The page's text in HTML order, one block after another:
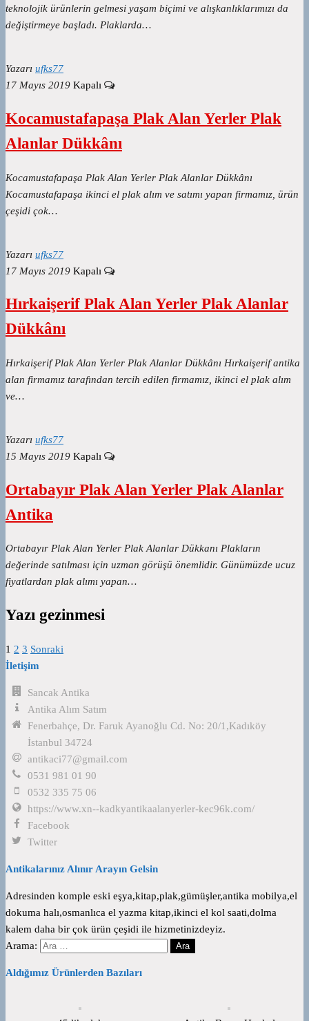
teknolojik ürünlerin gelmesi yaşam biçimi ve alışkanlıklarımızı da
değiştirmeye başladı. Plaklarda…
Yazarı ufks77
17 Mayıs 2019 Kapalı
Kocamustafapaşa Plak Alan Yerler Plak
Alanlar Dükkânı
Kocamustafapaşa Plak Alan Yerler Plak Alanlar Dükkânı
Kocamustafapaşa ikinci el plak alım ve satımı yapan firmamız, ürün
çeşidi çok…
Yazarı ufks77
17 Mayıs 2019 Kapalı
Hırkaişerif Plak Alan Yerler Plak Alanlar
Dükkânı
Hırkaişerif Plak Alan Yerler Plak Alanlar Dükkânı Hırkaişerif antika
alan firmamız tarafından tercih edilen firmamız, ikinci el plak alım
ve…
Yazarı ufks77
15 Mayıs 2019 Kapalı
Ortabayır Plak Alan Yerler Plak Alanlar
Antika
Ortabayır Plak Alan Yerler Plak Alanlar Dükkanı Plakların
değerinde satılması için uzman görüşü önemlidir. Günümüzde ucuz
fiyatlardan plak alımı yapan…
Yazı gezinmesi
1 2 3 Sonraki
İletişim
Sancak Antika
Antika Alım Satım
Fenerbahçe, Dr. Faruk Ayanoğlu Cd. No: 20/1,Kadıköy
İstanbul 34724
antikaci77@gmail.com
0531 981 01 90
0532 335 75 06
https://www.xn--kadkyantikaalanyerler-kec96k.com/
Facebook
Twitter
Antikalarınız Alınır Arayın Gelsin
Adresinden komple eski eşya,kitap,plak,gümüşler,antika mobilya,el
dokuma halı,osmanlıca el yazma kitap,ikinci el kol saati,dolma
kalem daha bir çok ürün çeşidi ile hizmetinizdeyiz.
Arama:
Aldığımız Ürünlerden Bazıları